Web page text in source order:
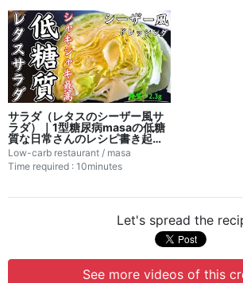
サラダ（レタスのシーザー風サ
ラダ）｜1型糖尿病masaの低糖
質な日常さんのレシピ書き起こ
し
Low-carb restaurant / masa
Time required : 10minutes
Let's spread the
See more videos of this